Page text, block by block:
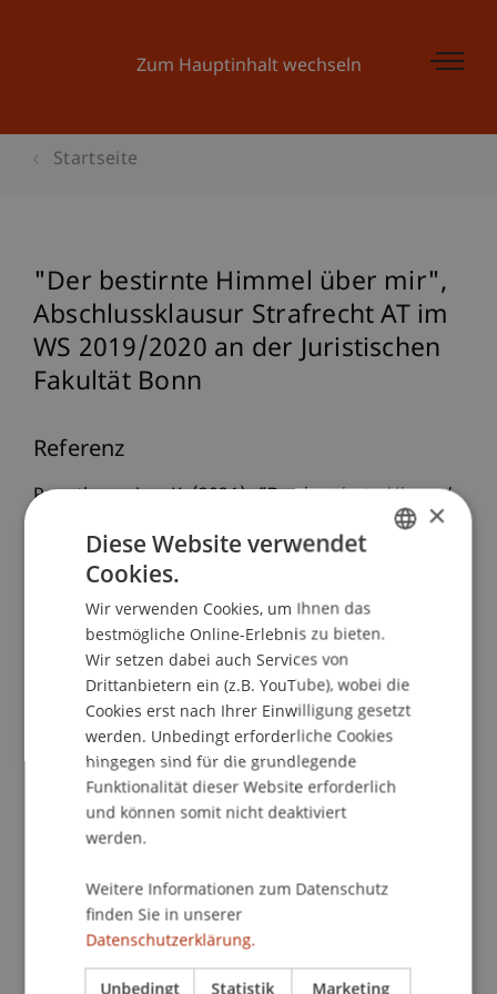
Zum Hauptinhalt wechseln
Startseite
"Der bestirnte Himmel über mir",
Abschlussklausur Strafrecht AT im
WS 2019/2020 an der Juristischen
Fakultät Bonn
Referenz
Papathanasiou, K. (2021)."Der bestirnte Himmel
über mir", Abschlussklausur Strafrecht AT im WS
2019/2020 an der Juristischen Fakultät Bonn
Strafrecht - Juristische Fakultät.
Publikationsart
Arbeitspapier
Mitarbeitende
Beteiligte Einrichtungen
Institut für Wirtschaftsrecht
×
Diese Website verwendet
Cookies.
Wir verwenden Cookies, um Ihnen das
bestmögliche Online-Erlebnis zu bieten.
Wir setzen dabei auch Services von
Drittanbietern ein (z.B. YouTube), wobei die
Cookies erst nach Ihrer Einwilligung gesetzt
werden. Unbedingt erforderliche Cookies
hingegen sind für die grundlegende
Funktionalität dieser Website erforderlich
und können somit nicht deaktiviert
werden.
Weitere Informationen zum Datenschutz
finden Sie in unserer
Datenschutzerklärung.
Unbedingt Statistik Marketing